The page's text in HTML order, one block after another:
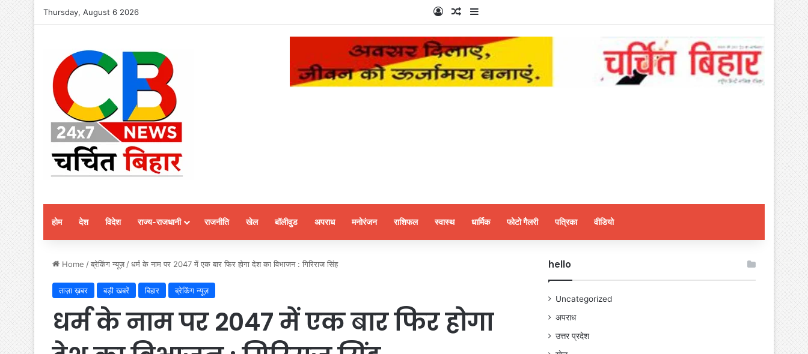
Thursday, August 6 2026 Log InRandom Article
Sidebar
होम देश विदेश राज्य-राजधानी राजनीति खेल बॉलीवुड अपराध मनोरंजन राशिफल स्वास्थ धार्मिक फोटो गैलरी पत्रिका वीडियो
Home /ब्रेकिंग न्यूज़ /धर्म के नाम पर 2047 में एक बार फिर होगा देश का विभाजन : गिरिराज सिंह
ताज़ा ख़बर बड़ी खबरें बिहार ब्रेकिंग न्यूज़
धर्म के नाम पर 2047 में एक बार फिर होगा
hello
Uncategorized
अपराध
उत्तर प्रदेश